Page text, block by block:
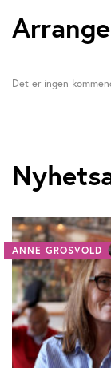
Det er ingen
ANNE GROSVOLD